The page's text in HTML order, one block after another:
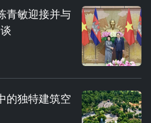
青敏迎接并与
的独特建筑空